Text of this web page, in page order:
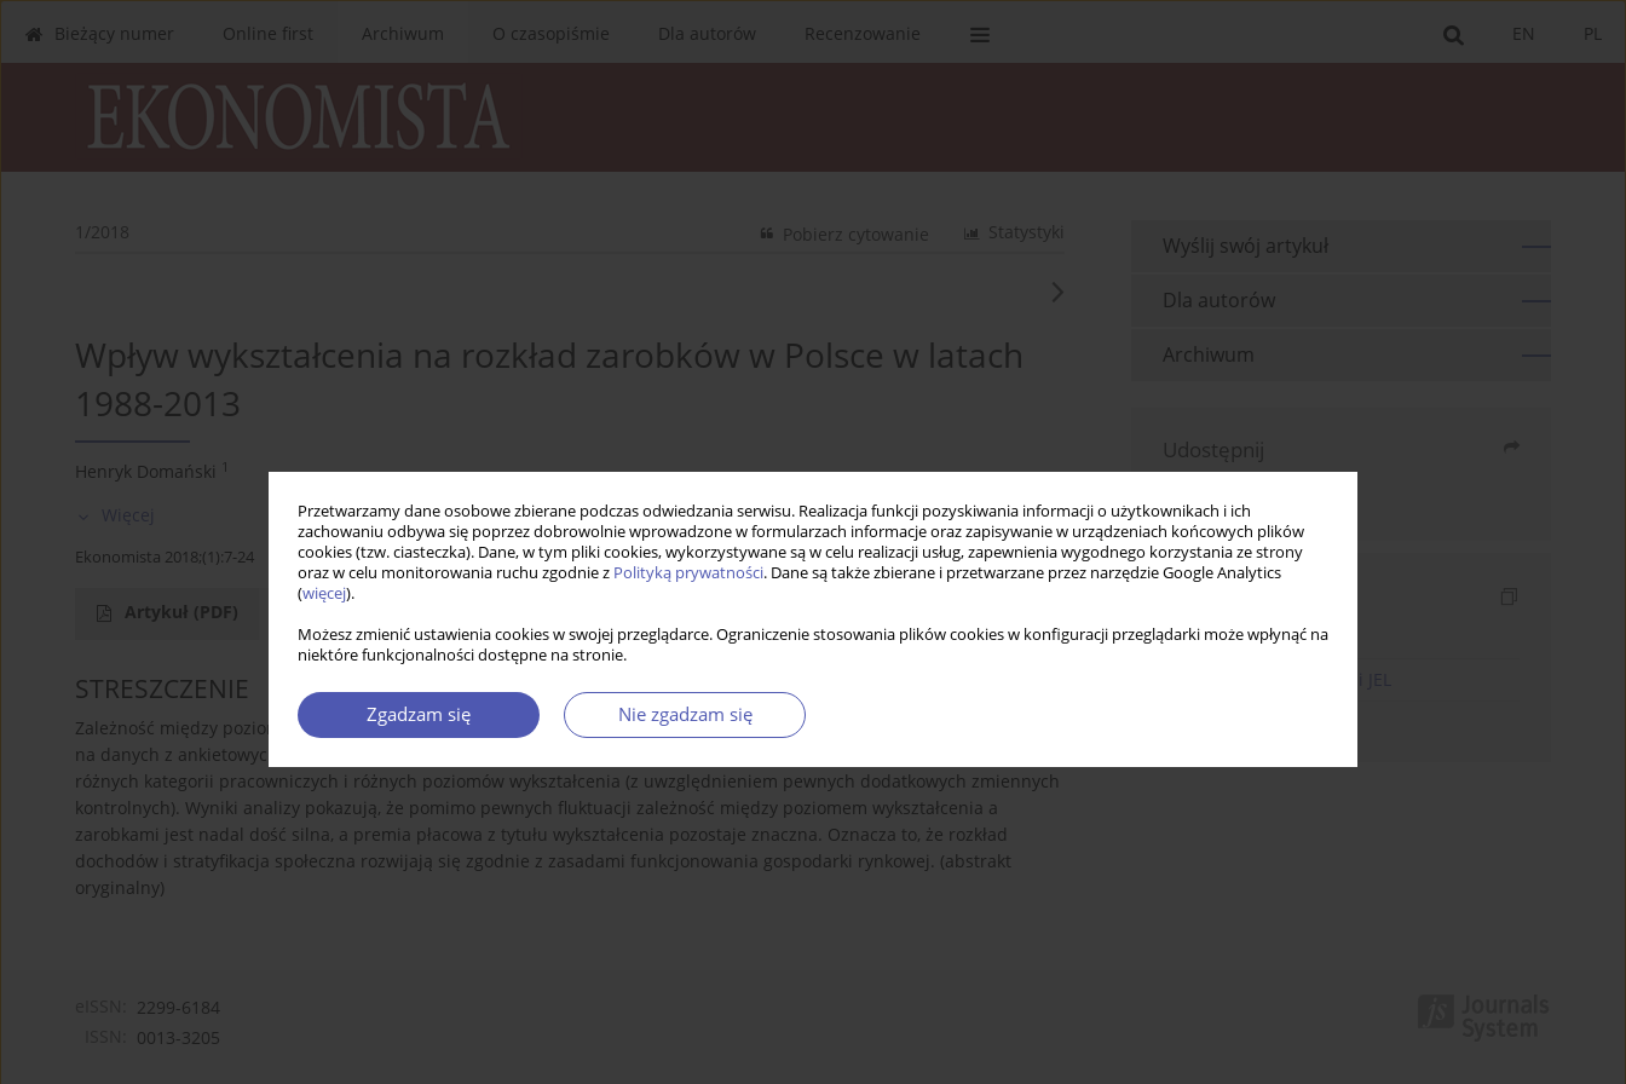
Przetwarzamy dane osobowe zbierane podczas odwiedzania serwisu. Realizacja funkcji pozyskiwania informacji o użytkownikach i ich
zachowaniu odbywa się poprzez dobrowolnie wprowadzone w formularzach informacje oraz zapisywanie w urządzeniach końcowych plików
cookies (tzw. ciasteczka). Dane, w tym pliki cookies, wykorzystywane są w celu realizacji usług, zapewnienia wygodnego korzystania ze strony
oraz w celu monitorowania ruchu zgodnie z Polityką prywatności. Dane są także zbierane i przetwarzane przez narzędzie Google Analytics
(więcej).
Możesz zmienić ustawienia cookies w swojej przeglądarce. Ograniczenie stosowania plików cookies w konfiguracji przeglądarki może wpłynąć na
niektóre funkcjonalności dostępne na stronie.
Zgadzam się Nie zgadzam się
PL
EN
Bieżący numer Online first Archiwum O czasopiśmie Dla autorów Recenzowanie
1/2018 Statystyki
Pobierz cytowanie
Wpływ wykształcenia na rozkład zarobków w Polsce w latach
1988-2013
Henryk Domański 1
Więcej
Ekonomista 2018;(1):7-24
Artykuł (PDF)
STRESZCZENIE
Zależność między poziomem wykształcenia i wysokością zarobków jest ważną cechą stratyfikacji społecznej. Opierając się
na danych z ankietowych badań rynku pracy, autor analizuje ewolucję tej zależności w Polsce w okresie 1988-2013 dla
różnych kategorii pracowniczych i różnych poziomów wykształcenia (z uwzględnieniem pewnych dodatkowych zmiennych
kontrolnych). Wyniki analizy pokazują, że pomimo pewnych fluktuacji zależność między poziomem wykształcenia a
zarobkami jest nadal dość silna, a premia płacowa z tytułu wykształcenia pozostaje znaczna. Oznacza to, że rozkład
dochodów i stratyfikacja społeczna rozwijają się zgodnie z zasadami funkcjonowania gospodarki rynkowej. (abstrakt
oryginalny)
Wyślij swój artykuł
Dla autorów
Archiwum
Udostępnij
Wyślij mailem
Indeks słów kluczowych
2299-6184
0013-3205